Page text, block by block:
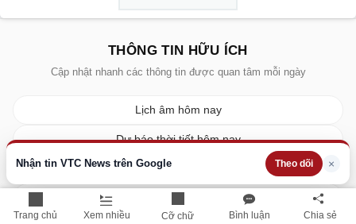
Trang chủ Xem nhiều Cỡ chữ Bình luận Chia sẻ
Nhận tin VTC News trên Google Theo dõi ×
THÔNG TIN HỮU ÍCH
Cập nhật nhanh các thông tin được quan tâm mỗi ngày
Lịch âm hôm nay
Dự báo thời tiết hôm nay
Giá vàng hôm nay